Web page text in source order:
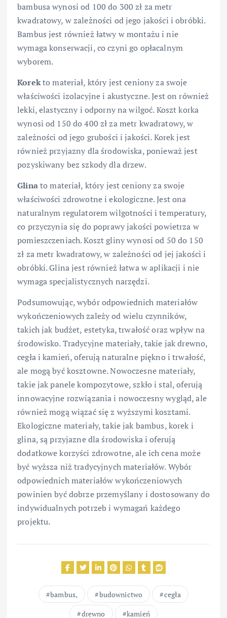
bambusa wynosi od 100 do 300 zł za metr
kwadratowy, w zależności od jego jakości i obróbki.
Bambus jest również łatwy w montażu i nie
wymaga konserwacji, co czyni go opłacalnym
wyborem.
Korekto materiał, który jest ceniony za swoje
właściwości izolacyjne i akustyczne. Jest on również
lekki, elastyczny i odporny na wilgoć. Koszt korka
wynosi od 150 do 400 zł za metr kwadratowy, w
zależności od jego grubości i jakości. Korek jest
również przyjazny dla środowiska, ponieważ jest
pozyskiwany bez szkody dla drzew.
Glinato materiał, który jest ceniony za swoje
właściwości zdrowotne i ekologiczne. Jest ona
naturalnym regulatorem wilgotności i temperatury,
co przyczynia się do poprawy jakości powietrza w
pomieszczeniach. Koszt gliny wynosi od 50 do 150
zł za metr kwadratowy, w zależności od jej jakości i
obróbki. Glina jest również łatwa w aplikacji i nie
wymaga specjalistycznych narzędzi.
Podsumowując, wybór odpowiednich materiałów
wykończeniowych zależy od wielu czynników,
takich jak budżet, estetyka, trwałość oraz wpływ na
środowisko. Tradycyjne materiały, takie jak drewno,
cegła i kamień, oferują naturalne piękno i trwałość,
ale mogą być kosztowne. Nowoczesne materiały,
takie jak panele kompozytowe, szkło i stal, oferują
innowacyjne rozwiązania i nowoczesny wygląd, ale
również mogą wiązać się z wyższymi kosztami.
Ekologiczne materiały, takie jak bambus, korek i
glina, są przyjazne dla środowiska i oferują
dodatkowe korzyści zdrowotne, ale ich cena może
być wyższa niż tradycyjnych materiałów. Wybór
odpowiednich materiałów wykończeniowych
powinien być dobrze przemyślany i dostosowany do
indywidualnych potrzeb i wymagań każdego
projektu.
bambus, budownictwo
cegła
drewno
kamień